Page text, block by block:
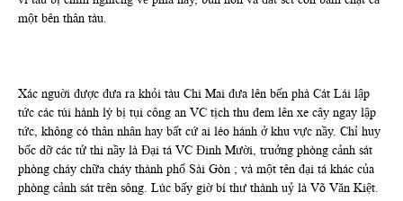
một bên thân tàu.
Xác nguời được đưa ra khỏi tàu Chi Mai đưa lên bến phà Cát Lái lập
tức các túi hành lý bị tụi công an VC tịch thu đem lên xe cây ngay lập
tức, không có thân nhân hay bất cứ ai léo hánh ở khu vực nầy. Chỉ huy
bốc dỡ các tử thi nầy là Đại tá VC Đinh Mười, truởng phòng cảnh sát
phòng cháy chữa cháy thành phố Sài Gòn ; và một tên đại tá khác của
phòng cảnh sát trên sông. Lúc bấy giờ bí thư thành uỷ là Võ Văn Kiệt.